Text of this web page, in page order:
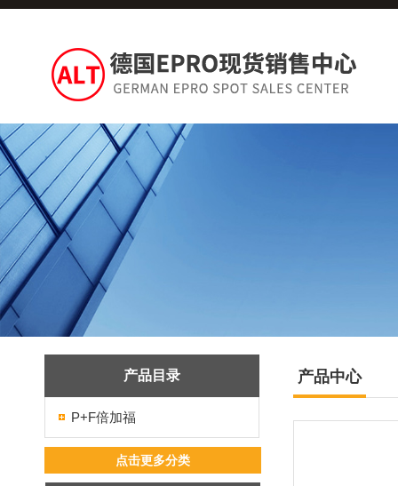
产品目录
P+F倍加福
点击更多分类
产品中心